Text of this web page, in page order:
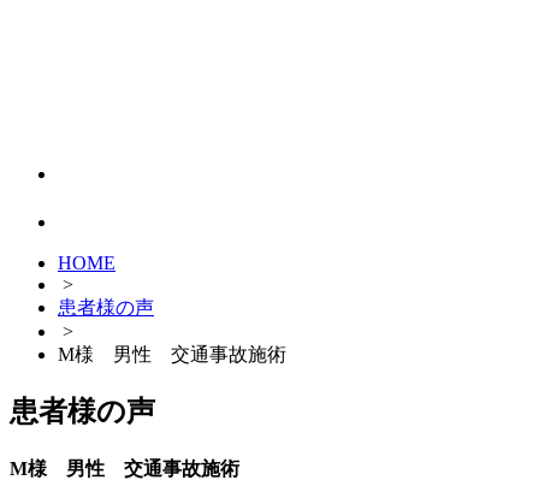
HOME
>
患者様の声
>
M様 男性 交通事故施術
患者様の声
M様 男性 交通事故施術